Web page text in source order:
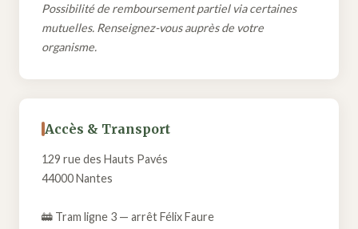
Possibilité de remboursement partiel via certaines
mutuelles. Renseignez-vous auprès de votre
organisme.
Accès & Transport
129 rue des Hauts Pavés
44000 Nantes
🚋 Tram ligne 3 — arrêt Félix Faure